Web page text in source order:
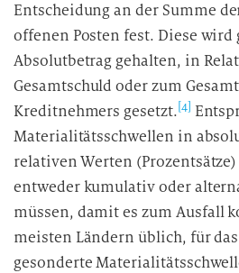
Entscheidung an der Summe
offenen Posten fest. Diese wird
Absolutbetrag gehalten, in
Gesamtschuld oder zum
Kreditnehmers gesetzt. [4]
Materialitätsschwellen in
relativen Werten
entweder kumulativ oder
müssen, damit es zum Ausfall
meisten Ländern üblich, für
gesonderte